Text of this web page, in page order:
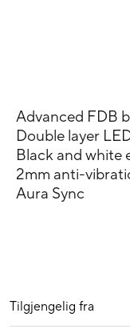
Advanced FDB
Double layer
Black and white
2mm anti-
Aura Sync
Tilgjengelig fra